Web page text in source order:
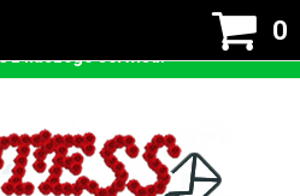
0
- czyli tzw ciastek w celu
przyjmowanie cookies
z naszego serwisu.